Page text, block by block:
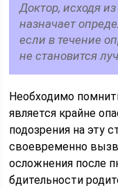
Доктор, исходя
назначает
если в течение
не становится
Необходимо
является крайне
подозрения на эту
своевременно
осложнения после
бдительности